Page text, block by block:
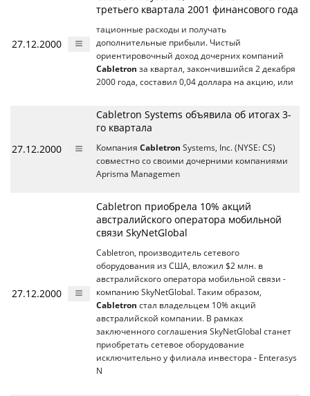
27.12.2000
третьего квартала 2001 финансового года
тационные расходы и получать
дополнительные прибыли. Чистый
ориентировочный доход дочерних компаний
Cabletron за квартал, закончившийся 2 декабря
2000 года, составил 0,04 доллара на акцию, или
27.12.2000
Cabletron Systems объявила об итогах 3-
го квартала
Компания Cabletron Systems, Inc. (NYSE: CS)
совместно со своими дочерними компаниями
Aprisma Managemen
27.12.2000
Cabletron приобрела 10% акций
австралийского оператора мобильной
связи SkyNetGlobal
Cabletron, производитель сетевого
оборудования из США, вложил $2 млн. в
австралийского оператора мобильной связи -
компанию SkyNetGlobal. Таким образом,
Cabletron стал владельцем 10% акций
австралийской компании. В рамках
заключенного соглашения SkyNetGlobal станет
приобретать сетевое оборудование
исключительно у филиала инвестора - Enterasys
N